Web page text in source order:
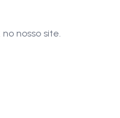
montagens, instalações,
se que o mesmo passa
nosso site.